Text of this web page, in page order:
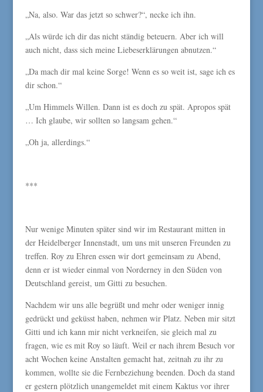
„Na, also. War das jetzt so schwer?“, necke ich ihn.
„Als würde ich dir das nicht ständig beteuern. Aber ich will
auch nicht, dass sich meine Liebeserklärungen abnutzen.“
„Da mach dir mal keine Sorge! Wenn es so weit ist, sage ich es
dir schon.“
„Um Himmels Willen. Dann ist es doch zu spät. Apropos spät
… Ich glaube, wir sollten so langsam gehen.“
„Oh ja, allerdings.“
***
Nur wenige Minuten später sind wir im Restaurant mitten in
der Heidelberger Innenstadt, um uns mit unseren Freunden zu
treffen. Roy zu Ehren essen wir dort gemeinsam zu Abend,
denn er ist wieder einmal von Norderney in den Süden von
Deutschland gereist, um Gitti zu besuchen.
Nachdem wir uns alle begrüßt und mehr oder weniger innig
gedrückt und geküsst haben, nehmen wir Platz. Neben mir sitzt
Gitti und ich kann mir nicht verkneifen, sie gleich mal zu
fragen, wie es mit Roy so läuft. Weil er nach ihrem Besuch vor
acht Wochen keine Anstalten gemacht hat, zeitnah zu ihr zu
kommen, wollte sie die Fernbeziehung beenden. Doch da stand
er gestern plötzlich unangemeldet mit einem Kaktus vor ihrer